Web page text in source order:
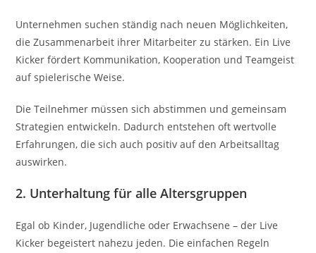
Unternehmen suchen ständig nach neuen Möglichkeiten,
die Zusammenarbeit ihrer Mitarbeiter zu stärken. Ein Live
Kicker fördert Kommunikation, Kooperation und Teamgeist
auf spielerische Weise.
Die Teilnehmer müssen sich abstimmen und gemeinsam
Strategien entwickeln. Dadurch entstehen oft wertvolle
Erfahrungen, die sich auch positiv auf den Arbeitsalltag
auswirken.
2. Unterhaltung für alle Altersgruppen
Egal ob Kinder, Jugendliche oder Erwachsene – der Live
Kicker begeistert nahezu jeden. Die einfachen Regeln